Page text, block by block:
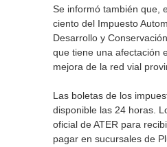
Se informó también que,
ciento del Impuesto
Desarrollo y
que tiene una afectación
mejora de la red vial
Las boletas de los
disponible las 24 horas.
oficial de ATER para
pagar en sucursales de